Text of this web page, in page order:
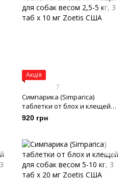
Акція
7
Симпарика (Simparica)
таблетки от блох и клещей
для собак весом 2,5-5 кг, 3 таб
х 10 мг
920 грн